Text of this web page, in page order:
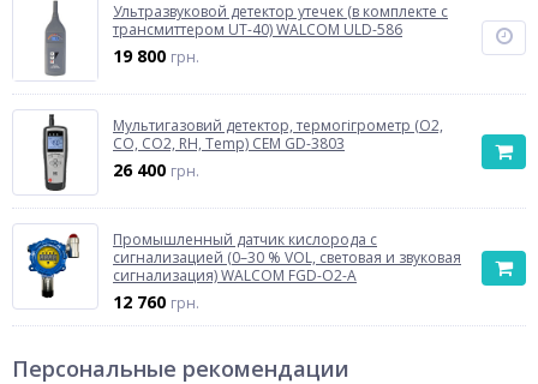
Ультразвуковой детектор утечек (в комплекте с
трансмиттером UT-40) WALCOM ULD-586
19 800 грн.
Мультигазовий детектор, термогігрометр (O2,
CO, CO2, RH, Temp) CEM GD-3803
26 400 грн.
Промышленный датчик кислорода с
сигнализацией (0–30 % VOL, световая и звуковая
сигнализация) WALCOM FGD-O2-A
12 760 грн.
Персональные рекомендации